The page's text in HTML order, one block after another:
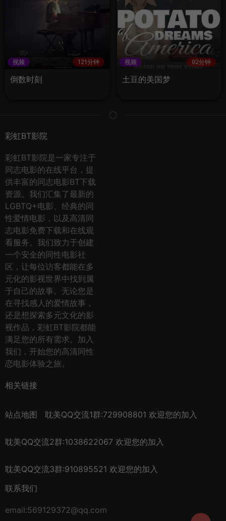
视频 121分钟
倒数时刻
视频 92分钟
土豆的美国梦
彩虹BT影院
彩虹BT影院是一家专注于
同志电影的在线平台，提
供丰富的同志电影BT下载
资源。我们汇集了最新的
LGBTQ+电影、经典的同
性爱情电影，以及高清同
志电影免费下载和在线观
看服务。我们致力于创建
一个安全的同性电影社
区，让每位访客都能在多
元化的影视世界中找到属
于自己的故事。无论您是
在寻找感人的爱情故事，
还是想探索多元文化的影
视作品，彩虹BT影院都能
满足您的所有需求。加入
我们，开始您的高清同性
恋电影体验之旅。
相关链接
站点地图 耽美QQ交流1群:729908801 欢迎您的加入
耽美QQ交流2群:1038622067 欢迎您的加入
耽美QQ交流3群:910895521 欢迎您的加入
联系我们
email:569129372@qq.com